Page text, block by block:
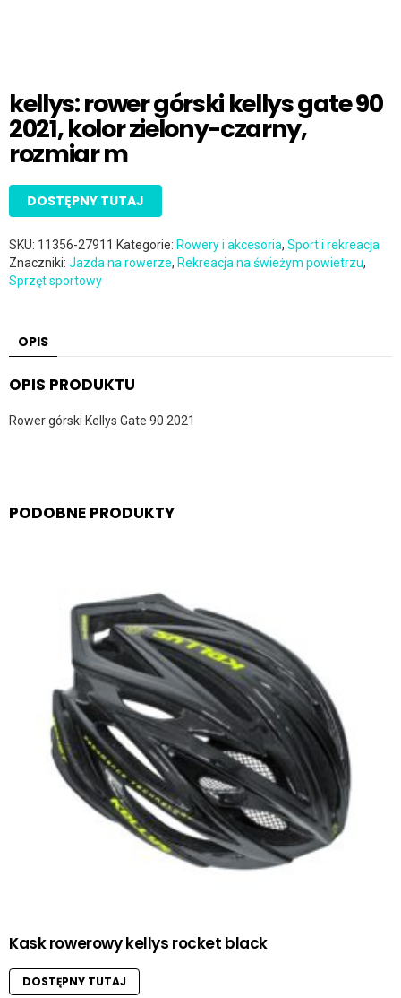
kellys: rower górski kellys gate 90
2021, kolor zielony-czarny,
rozmiar m
DOSTĘPNY TUTAJ
SKU: 11356-27911 Kategorie: Rowery i akcesoria, Sport i rekreacja
Znaczniki: Jazda na rowerze, Rekreacja na świeżym powietrzu,
Sprzęt sportowy
OPIS
OPIS PRODUKTU
Rower górski Kellys Gate 90 2021
PODOBNE PRODUKTY
Kask rowerowy kellys rocket black
DOSTĘPNY TUTAJ